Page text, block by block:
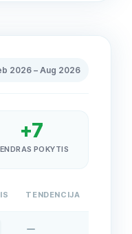
2026 – Aug 2026
+7
POKYTIS
TENDENCIJA